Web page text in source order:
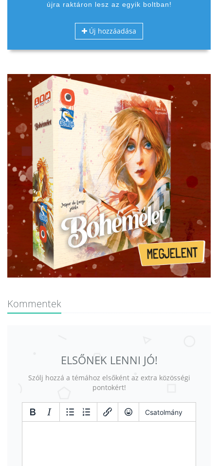
újra raktáron lesz az egyik boltban!
Új hozzáadása
Kommentek
ELSŐNEK LENNI JÓ!
Szólj hozzá a témához elsőként az extra közösségi
pontokért!
Csatolmány